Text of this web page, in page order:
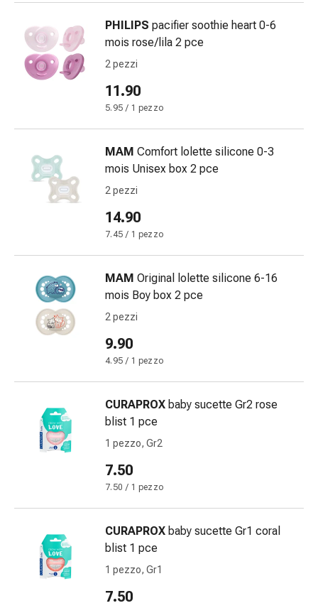
di
medicazione
Ustioni
il
cambio
Medicazioni
adesive
Trattamento
Spray
ferite
adesivi
per
chiusura
ferite
Unguento
Tamponi
medicali
Orecchie
PHILIPS pacifier soothie heart 0-6
mois rose/lila 2 pce
2 pezzi
11.90
5.95 / 1 pezzo
MAM Comfort lolette silicone 0-3
mois Unisex box 2 pce
2 pezzi
14.90
7.45 / 1 pezzo
MAM Original lolette silicone 6-16
mois Boy box 2 pce
2 pezzi
9.90
4.95 / 1 pezzo
CURAPROX baby sucette Gr2 rose
blist 1 pce
1 pezzo, Gr2
7.50
7.50 / 1 pezzo
CURAPROX baby sucette Gr1 coral
blist 1 pce
1 pezzo, Gr1
7.50